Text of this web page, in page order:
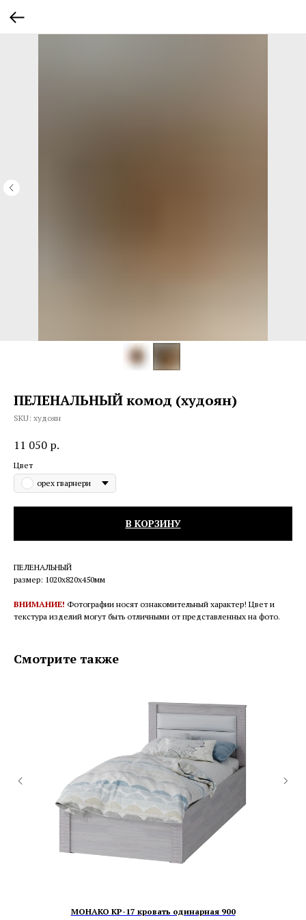
ПЕЛЕНАЛЬНЫЙ комод (худоян)
SKU: худоян
11 050 р.
Цвет
орех гварнери
В КОРЗИНУ
ПЕЛЕНАЛЬНЫЙ
размер: 1020x820x450мм
ВНИМАНИЕ! Фотографии носят ознакомительный характер! Цвет и
текстура изделий могут быть отличными от представленных на фото.
Смотрите также
МОНАКО КР-17 кровать одинарная 900